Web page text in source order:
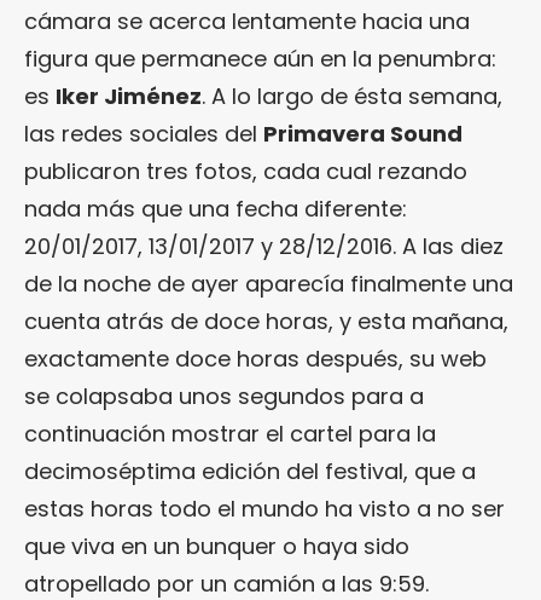
cámara se acerca lentamente hacia una
figura que permanece aún en la penumbra:
es Iker Jiménez. A lo largo de ésta semana,
las redes sociales del Primavera Sound
publicaron tres fotos, cada cual rezando
nada más que una fecha diferente:
20/01/2017, 13/01/2017 y 28/12/2016. A las diez
de la noche de ayer aparecía finalmente una
cuenta atrás de doce horas, y esta mañana,
exactamente doce horas después, su web
se colapsaba unos segundos para a
continuación mostrar el cartel para la
decimoséptima edición del festival, que a
estas horas todo el mundo ha visto a no ser
que viva en un bunquer o haya sido
atropellado por un camión a las 9:59.